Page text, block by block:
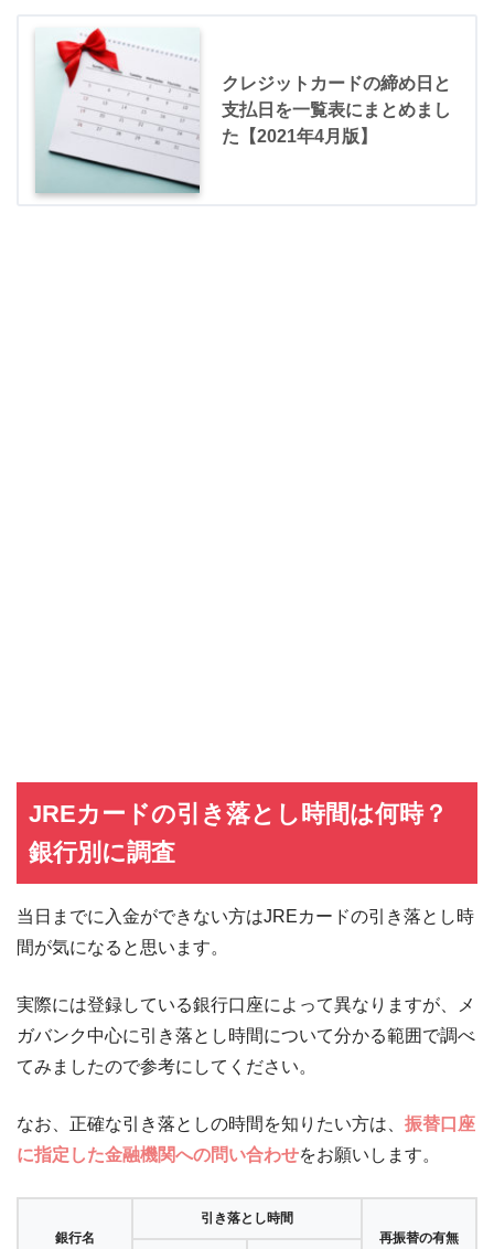
クレジットカードの締め日と
支払日を一覧表にまとめまし
た【2021年4月版】
JREカードの引き落とし時間は何時？
銀行別に調査
当日までに入金ができない方はJREカードの引き落とし時
間が気になると思います。
実際には登録している銀行口座によって異なりますが、メ
ガバンク中心に引き落とし時間について分かる範囲で調べ
てみましたので参考にしてください。
なお、正確な引き落としの時間を知りたい方は、 振替口座
に指定した金融機関への問い合わせをお願いします。
銀行名
引き落とし時間
再振替の有無